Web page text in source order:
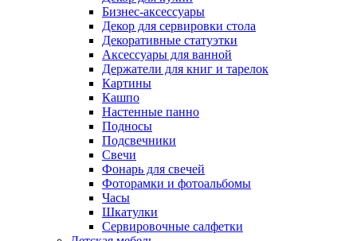
Бизнес-аксессуары
Декор для сервировки стола
Декоративные статуэтки
Аксессуары для ванной
Держатели для книг и тарелок
Картины
Кашпо
Настенные панно
Подносы
Подсвечники
Свечи
Фонарь для свечей
Фоторамки и фотоальбомы
Часы
Шкатулки
Сервировочные салфетки